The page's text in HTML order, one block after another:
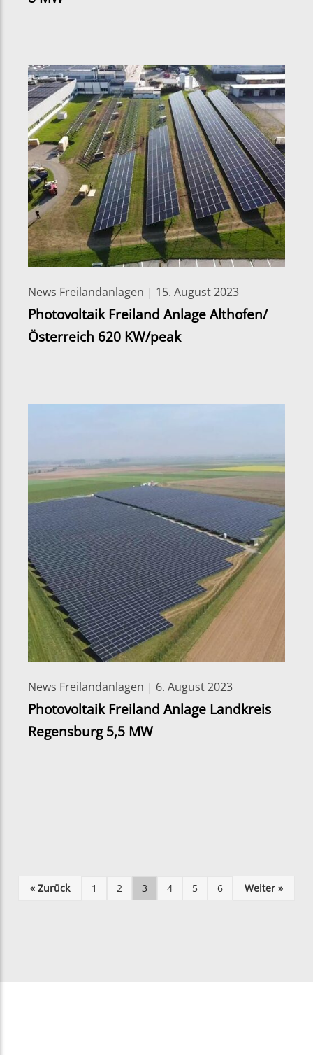
News Freilandanlagen | 15. August 2023
Photovoltaik Freiland Anlage Althofen/
Österreich 620 KW/peak
News Freilandanlagen | 6. August 2023
Photovoltaik Freiland Anlage Landkreis
Regensburg 5,5 MW
« Zurück 1 2 3 4 5 6 Weiter »